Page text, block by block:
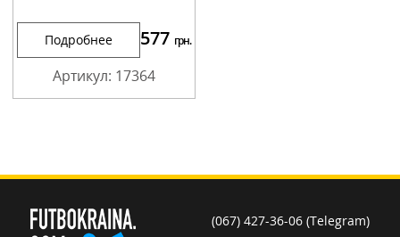
Подробнее 577 грн.
Артикул: 17364
(067) 427-36-06 (Telegram)